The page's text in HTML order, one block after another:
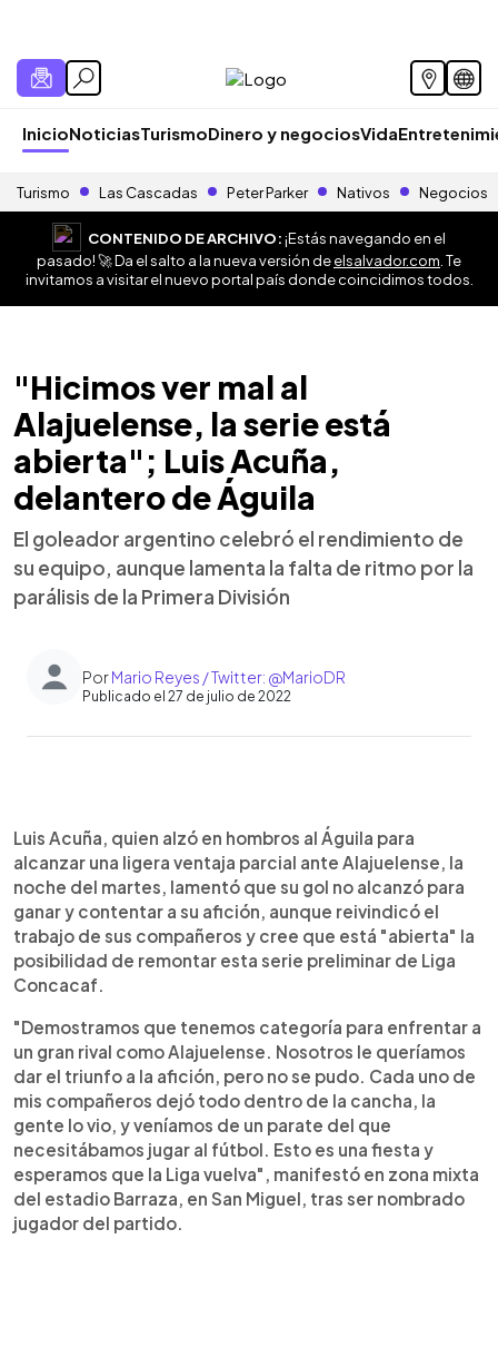
InicioNoticiasTurismoDinero y negociosVida
Turismo Las Cascadas Peter Parker Nativos Negocios
CONTENIDO DE ARCHIVO:¡Estás navegando en el
pasado! 🚀 Da el salto a la nueva versión deelsalvador.com . Te
invitamos a visitar el nuevo portal país donde coincidimos todos.
"Hicimos ver mal al
Alajuelense, la serie está
abierta"; Luis Acuña,
delantero de Águila
El goleador argentino celebró el rendimiento de
su equipo, aunque lamenta la falta de ritmo por la
parálisis de la Primera División
PorMario Reyes / Twitter: @MarioDR
Publicado el 27 de julio de 2022
► Escuchar artículo
Luis Acuña, quien alzó en hombros al Águila para
alcanzar una ligera ventaja parcial ante Alajuelense, la
noche del martes, lamentó que su gol no alcanzó para
ganar y contentar a su afición, aunque reivindicó el
trabajo de sus compañeros y cree que está "abierta" la
posibilidad de remontar esta serie preliminar de Liga
Concacaf.
"Demostramos que tenemos categoría para enfrentar a
un gran rival como Alajuelense. Nosotros le queríamos
dar el triunfo a la afición, pero no se pudo. Cada uno de
mis compañeros dejó todo dentro de la cancha, la
gente lo vio, y veníamos de un parate del que
necesitábamos jugar al fútbol. Esto es una fiesta y
esperamos que la Liga vuelva", manifestó en zona mixta
del estadio Barraza, en San Miguel, tras ser nombrado
jugador del partido.